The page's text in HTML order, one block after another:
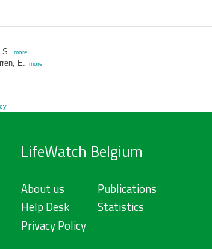
S. more
E. more
LifeWatch Belgium
About us
Help Desk
Privacy Policy
Publications
Statistics